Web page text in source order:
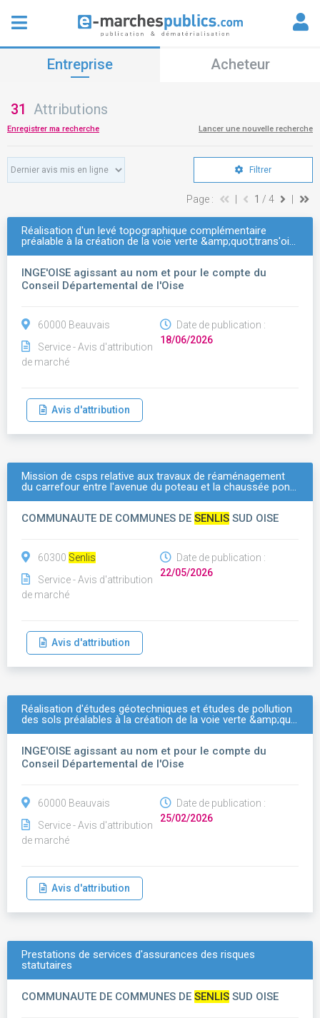
Entreprise Acheteur
31 Attributions
Enregistrer ma recherche Lancer une nouvelle recherche
Filtrer
Page : 1 / 4
Réalisation d'un levé topographique complémentaire
préalable à la création de la voie verte &amp;quot;trans'oi…
INGE'OISE agissant au nom et pour le compte du
Conseil Départemental de l'Oise
60000 Beauvais
Service - Avis d'attribution
de marché
Date de publication :
18/06/2026
Avis d'attribution
Mission de csps relative aux travaux de réaménagement
du carrefour entre l'avenue du poteau et la chaussée pon…
COMMUNAUTE DE COMMUNES DE SENLIS SUD OISE
60300 Senlis
Service - Avis d'attribution
de marché
Date de publication :
22/05/2026
Avis d'attribution
Réalisation d'études géotechniques et études de pollution
des sols préalables à la création de la voie verte &amp;qu…
INGE'OISE agissant au nom et pour le compte du
Conseil Départemental de l'Oise
60000 Beauvais
Service - Avis d'attribution
de marché
Date de publication :
25/02/2026
Avis d'attribution
Prestations de services d'assurances des risques
statutaires
COMMUNAUTE DE COMMUNES DE SENLIS SUD OISE